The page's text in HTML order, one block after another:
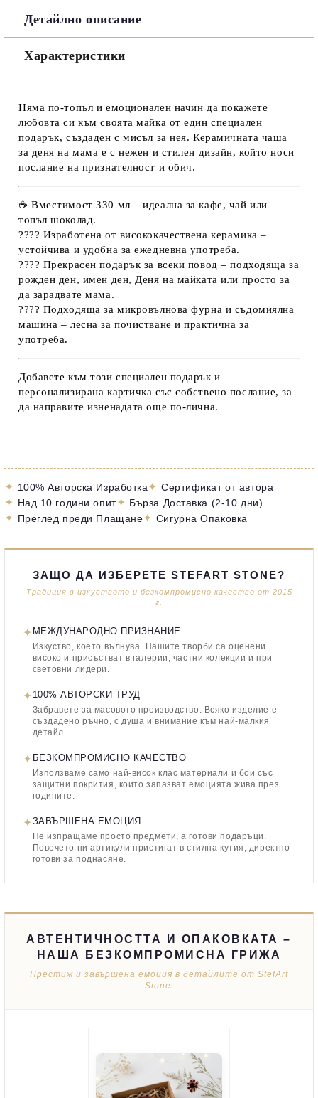
Ние ще се свържем с вас в рамките на работния ден.
Детайлно описание
Характеристики
Няма по-топъл и емоционален начин да покажете
любовта си към своята майка от един специален
подарък, създаден с мисъл за нея. Керамичната чаша
за деня на мама е с нежен и стилен дизайн, който носи
послание на признателност и обич.
☕Вместимост 330 мл – идеална за кафе, чай или
топъл шоколад.
???? Изработена от висококачествена керамика –
устойчива и удобна за ежедневна употреба.
???? Прекрасен подарък за всеки повод – подходяща за
рожден ден, имен ден, Деня на майката или просто за
да зарадвате мама.
???? Подходяща за микровълнова фурна и съдомиялна
машина – лесна за почистване и практична за
употреба.
Добавете към този специален подарък и
персонализирана картичка със собствено послание, за
да направите изненадата още по-лична.
✦ 100% Авторска Изработка✦ Сертификат от автора
✦ Над 10 години опит✦ Бърза Доставка (2-10 дни)
✦ Преглед преди Плащане✦ Сигурна Опаковка
ЗАЩО ДА ИЗБЕРЕТЕ STEFART STONE?
Традиция в изкуството и безкомпромисно качество от 2015
г.
✦ МЕЖДУНАРОДНО ПРИЗНАНИЕ
Изкуство, което вълнува. Нашите творби са оценени
високо и присъстват в галерии, частни колекции и при
световни лидери.
✦ 100% АВТОРСКИ ТРУД
Забравете за масовото производство. Всяко изделие е
създадено ръчно, с душа и внимание към най-малкия
детайл.
✦ БЕЗКОМПРОМИСНО КАЧЕСТВО
Използваме само най-висок клас материали и бои със
защитни покрития, които запазват емоцията жива през
годините.
✦ЗАВЪРШЕНА ЕМОЦИЯ
Не изпращаме просто предмети, а готови подаръци.
Повечето ни артикули пристигат в стилна кутия, директно
готови за поднасяне.
АВТЕНТИЧНОСТТА И ОПАКОВКАТА –
НАША БЕЗКОМПРОМИСНА ГРИЖА
Престиж и завършена емоция в детайлите от StefArt
Stone.